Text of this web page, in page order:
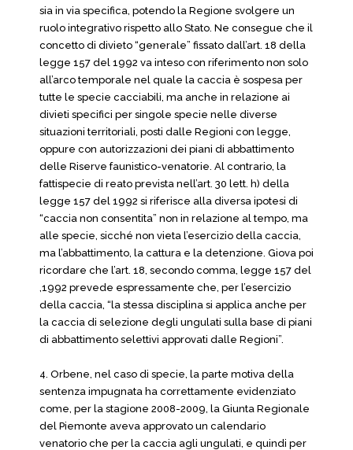
sia in via specifica, potendo la Regione svolgere un
ruolo integrativo rispetto allo Stato. Ne consegue che il
concetto di divieto “generale” fissato dall’art. 18 della
legge 157 del 1992 va inteso con riferimento non solo
all’arco temporale nel quale la caccia è sospesa per
tutte le specie cacciabili, ma anche in relazione ai
divieti specifici per singole specie nelle diverse
situazioni territoriali, posti dalle Regioni con legge,
oppure con autorizzazioni dei piani di abbattimento
delle Riserve faunistico-venatorie. Al contrario, la
fattispecie di reato prevista nell’art. 30 lett. h) della
legge 157 del 1992 si riferisce alla diversa ipotesi di
“caccia non consentita” non in relazione al tempo, ma
alle specie, sicché non vieta l’esercizio della caccia,
ma l’abbattimento, la cattura e la detenzione. Giova poi
ricordare che l’art. 18, secondo comma, legge 157 del
,1992 prevede espressamente che, per l’esercizio
della caccia, “la stessa disciplina si applica anche per
la caccia di selezione degli ungulati sulla base di piani
di abbattimento selettivi approvati dalle Regioni”.
4. Orbene, nel caso di specie, la parte motiva della
sentenza impugnata ha correttamente evidenziato
come, per la stagione 2008-2009, la Giunta Regionale
del Piemonte aveva approvato un calendario
venatorio che per la caccia agli ungulati, e quindi per